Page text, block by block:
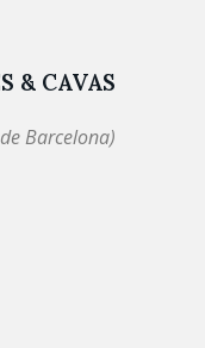
& CAVAS
Barcelona)